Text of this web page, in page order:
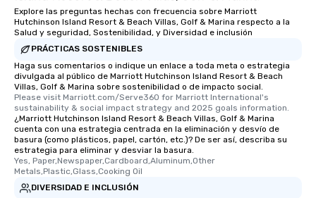
Explore las preguntas hechas con frecuencia sobre Marriott
Hutchinson Island Resort & Beach Villas, Golf & Marina respecto a la
Salud y seguridad, Sostenibilidad, y Diversidad e inclusión
PRÁCTICAS SOSTENIBLES
Haga sus comentarios o indique un enlace a toda meta o estrategia
divulgada al público de Marriott Hutchinson Island Resort & Beach
Villas, Golf & Marina sobre sostenibilidad o de impacto social.
Please visit Marriott.com/Serve360 for Marriott International's
sustainability & social impact strategy and 2025 goals information.
¿Marriott Hutchinson Island Resort & Beach Villas, Golf & Marina
cuenta con una estrategia centrada en la eliminación y desvío de
basura (como plásticos, papel, cartón, etc.)? De ser así, describa su
estrategia para eliminar y desviar la basura.
Yes, Paper,Newspaper,Cardboard,Aluminum,Other
Metals,Plastic,Glass,Cooking Oil
DIVERSIDAD E INCLUSIÓN